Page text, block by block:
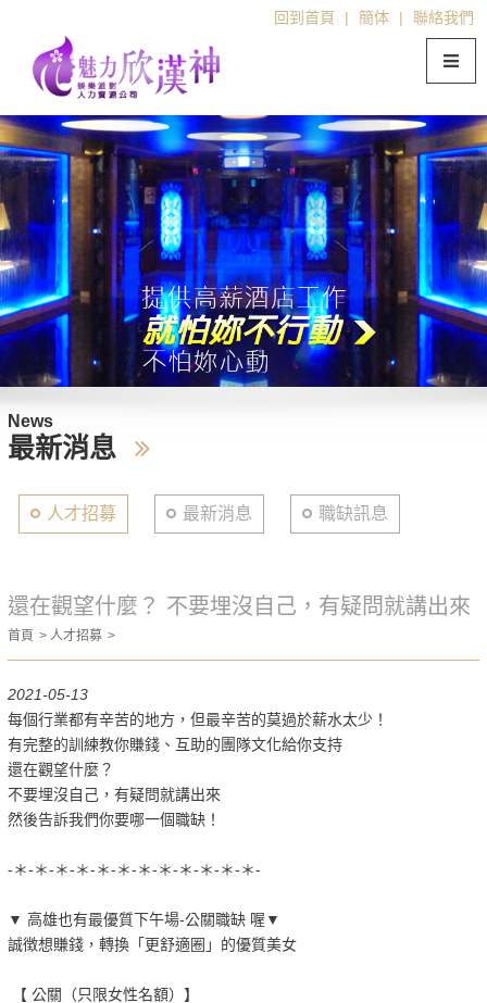
回到首頁 | 簡体 | 聯絡我們
News
最新消息
人才招募 最新消息 職缺訊息
還在觀望什麼？ 不要埋沒自己，有疑問就講出來
首頁 人才招募
2021-05-13
每個行業都有辛苦的地方，但最辛苦的莫過於薪水太少！
有完整的訓練教你賺錢、互助的團隊文化給你支持
還在觀望什麼？
不要埋沒自己，有疑問就講出來
然後告訴我們你要哪一個職缺！
-＊-＊-＊-＊-＊-＊-＊-＊-＊-＊-＊-＊-
▼ 高雄也有最優質下午場-公關職缺 喔▼
誠徴想賺錢，轉換「更舒適圈」的優質美女
【 公關（只限女性名額）】